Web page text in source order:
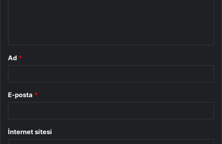
Ad *
E-posta *
İnternet sitesi